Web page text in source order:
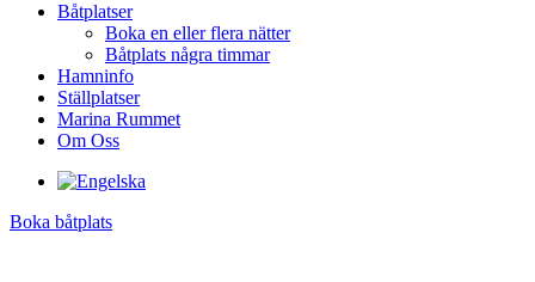
Båtplatser
Boka en eller flera nätter
Båtplats några timmar
Hamninfo
Ställplatser
Marina Rummet
Om Oss
Boka båtplats